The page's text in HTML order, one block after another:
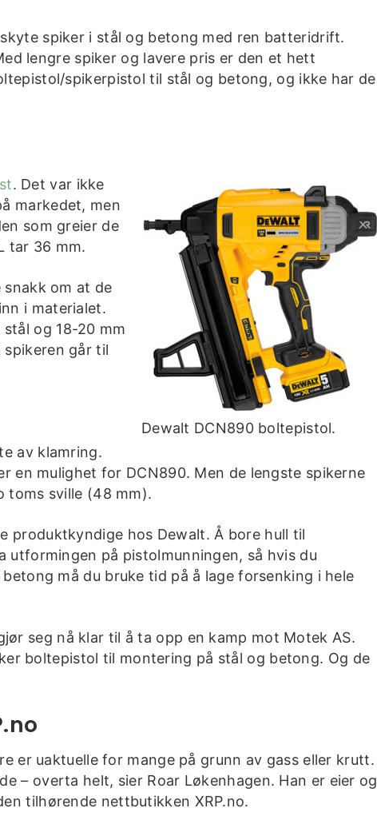
spiker i stål og betong med ren batteridrift.
lengre spiker og lavere pris er den et hett
spikerpistol til stål og betong, og ikke har de
Dewalt DCN890 boltepistol.
. Det var ikke
markedet, men
som greier de
tar 36 mm.
om at de
i materialet.
og 18-20 mm
spikeren går til
av klamring.
en mulighet for DCN890. Men de lengste spikerne
toms sville (48 mm).
produktkyndige hos Dewalt. Å bore hull til
utformingen på pistolmunningen, så hvis du
må du bruke tid på å lage forsenking i hele
seg nå klar til å ta opp en kamp mot Motek AS.
boltepistol til montering på stål og betong. Og de
er uaktuelle for mange på grunn av gass eller krutt.
– overta helt, sier Roar Løkenhagen. Han er eier og
tilhørende nettbutikken XRP.no.